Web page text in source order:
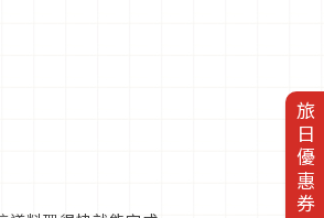
旅日優惠券